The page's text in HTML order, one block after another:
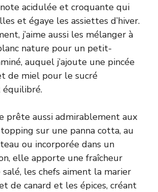
acidulée et croquante qui
et égaye les assiettes d’hiver.
j’aime aussi les mélanger à
nature pour un petit-
auquel j’ajoute une pincée
de miel pour le sucré
prête aussi admirablement aux
sur une panna cotta, au
ou incorporée dans un
elle apporte une fraîcheur
les chefs aiment la marier
de canard et les épices, créant